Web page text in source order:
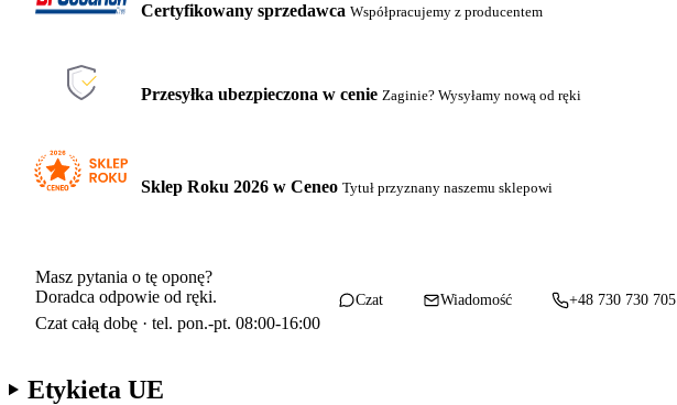
Certyfikowany sprzedawca Współpracujemy z producentem
Przesyłka ubezpieczona w cenie Zaginie? Wysyłamy nową od ręki
Sklep Roku 2026 w Ceneo Tytuł przyznany naszemu sklepowi
Masz pytania o tę oponę?
Doradca odpowie od ręki.
Czat całą dobę · tel. pon.-pt. 08:00-16:00
Czat Wiadomość +48 730 730 705
Etykieta UE